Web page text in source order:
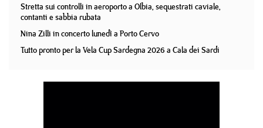
Stretta sui controlli in aeroporto a Olbia, sequestrati caviale,
contanti e sabbia rubata
Nina Zilli in concerto lunedì a Porto Cervo
Tutto pronto per la Vela Cup Sardegna 2026 a Cala dei Sardi